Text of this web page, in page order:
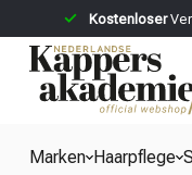
Kostenloser
Marken Haarpflege